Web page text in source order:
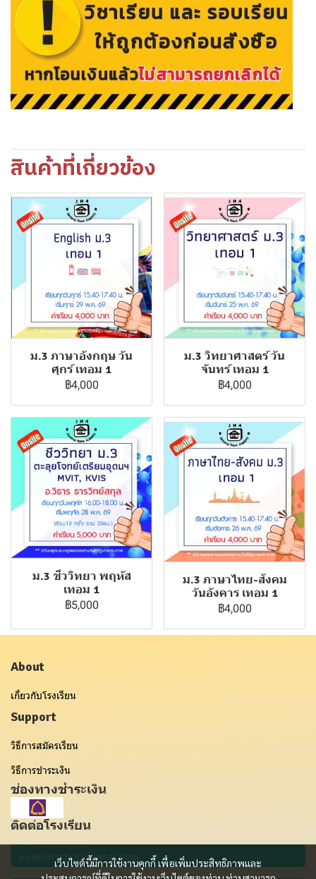
สินค้าที่เกี่ยวข้อง
ม.3 ภาษาอังกฤษ วัน
ศุกร์ เทอม 1
฿4,000
ม.3 วิทยาศาสตร์ วัน
จันทร์ เทอม 1
฿4,000
ม.3 ชีววิทยา พฤหัส
เทอม 1
฿5,000
ม.3 ภาษาไทย-สังคม
วันอังคาร เทอม 1
฿4,000
เว็บไซต์นี้มีการใช้งานคุกกี้ เพื่อเพิ่มประสิทธิภาพและ
About
เกี่ยวกับโรงเรียน
Support
วิธีการสมัครเรียน
วิธีการชำระเงิน
ช่องทางชำระเงิน
ติดต่อโรงเรียน